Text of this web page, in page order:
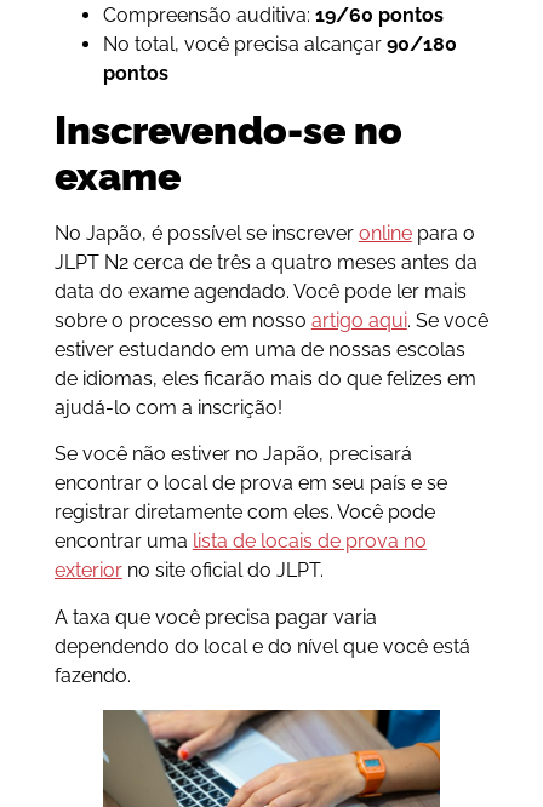
Compreensão auditiva: 19/60 pontos
No total, você precisa alcançar 90/180
pontos
Inscrevendo-se no
exame
No Japão, é possível se inscrever onlinepara o
JLPT N2 cerca de três a quatro meses antes da
data do exame agendado. Você pode ler mais
sobre o processo em nosso artigo aqui. Se você
estiver estudando em uma de nossas escolas
de idiomas, eles ficarão mais do que felizes em
ajudá-lo com a inscrição!
Se você não estiver no Japão, precisará
encontrar o local de prova em seu país e se
registrar diretamente com eles. Você pode
encontrar uma lista de locais de prova no
exteriorno site oficial do JLPT.
A taxa que você precisa pagar varia
dependendo do local e do nível que você está
fazendo.